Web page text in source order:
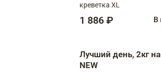
креветка XL
1 886 ₽ В
Лучший день, 2кг
NEW